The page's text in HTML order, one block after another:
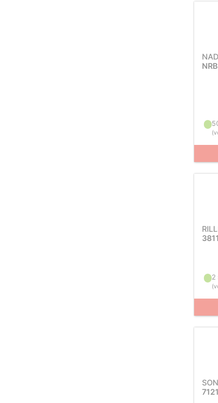
(
2
(